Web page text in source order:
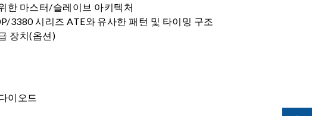
한 마스터/슬레이브 아키텍처
3380 시리즈 ATE와 유사한 패턴 및 타이밍 구조
장치(옵션)
이오드